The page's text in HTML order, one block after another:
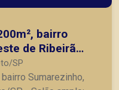
bairro
de Ribeirão
SP
Sumarezinho,